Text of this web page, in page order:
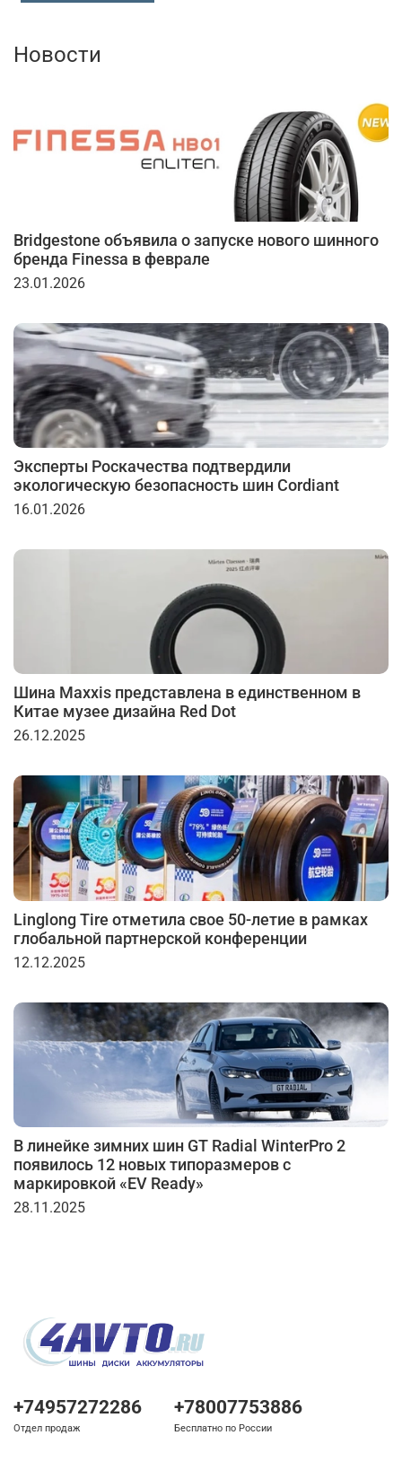
Новости
Bridgestone объявила о запуске нового шинного
бренда Finessa в феврале
23.01.2026
Эксперты Роскачества подтвердили
экологическую безопасность шин Cordiant
16.01.2026
Шина Maxxis представлена в единственном в
Китае музее дизайна Red Dot
26.12.2025
Linglong Tire отметила свое 50-летие в рамках
глобальной партнерской конференции
12.12.2025
В линейке зимних шин GT Radial WinterPro 2
появилось 12 новых типоразмеров с
маркировкой «EV Ready»
28.11.2025
+74957272286
Отдел продаж
+78007753886
Бесплатно по России